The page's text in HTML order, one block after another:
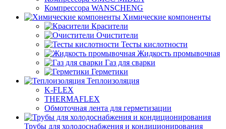
Компрессора WANSCHENG
Химические компоненты
Красители
Очистители
Тесты кислотности
Жидкость промывочная
Газ для сварки
Герметики
Теплоизоляция
K-FLEX
THERMAFLEX
Обмоточная лента для герметизации
Трубы для холодоснабжения и кондиционирования